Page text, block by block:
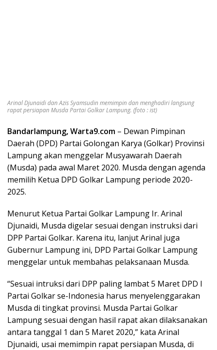
Arinal Djunaidi dan Azis Syamsudin memimpin dan menghadiri langsung
rapat persiapan Musda Partai Golkar Lampung. (foto : ist)
Bandarlampung, Warta9.com – Dewan Pimpinan
Daerah (DPD) Partai Golongan Karya (Golkar) Provinsi
Lampung akan menggelar Musyawarah Daerah
(Musda) pada awal Maret 2020. Musda dengan agenda
memilih Ketua DPD Golkar Lampung periode 2020-
2025.
Menurut Ketua Partai Golkar Lampung Ir. Arinal
Djunaidi, Musda digelar sesuai dengan instruksi dari
DPP Partai Golkar. Karena itu, lanjut Arinal juga
Gubernur Lampung ini, DPD Partai Golkar Lampung
menggelar untuk membahas pelaksanaan Musda.
“Sesuai intruksi dari DPP paling lambat 5 Maret DPD I
Partai Golkar se-Indonesia harus menyelenggarakan
Musda di tingkat provinsi. Musda Partai Golkar
Lampung sesuai dengan hasil rapat akan dilaksanakan
antara tanggal 1 dan 5 Maret 2020,” kata Arinal
Djunaidi, usai memimpin rapat persiapan Musda, di